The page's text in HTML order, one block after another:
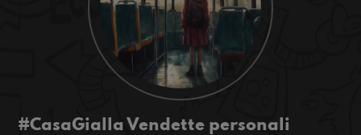
#CasaGialla Vendette personali